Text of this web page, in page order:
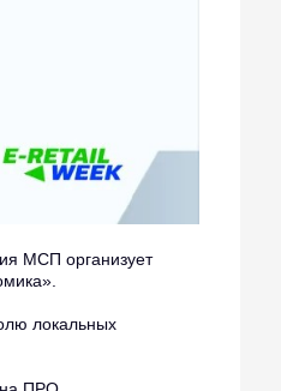
МСП организует
локальных